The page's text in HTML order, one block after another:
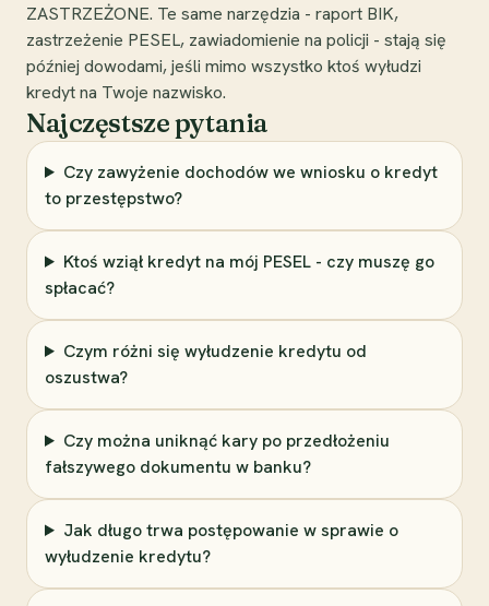
ZASTRZEŻONE. Te same narzędzia - raport BIK,
zastrzeżenie PESEL, zawiadomienie na policji - stają się
później dowodami, jeśli mimo wszystko ktoś wyłudzi
kredyt na Twoje nazwisko.
Najczęstsze pytania
Czy zawyżenie dochodów we wniosku o kredyt
to przestępstwo?
Ktoś wziął kredyt na mój PESEL - czy muszę go
spłacać?
Czym różni się wyłudzenie kredytu od
oszustwa?
Czy można uniknąć kary po przedłożeniu
fałszywego dokumentu w banku?
Jak długo trwa postępowanie w sprawie o
wyłudzenie kredytu?